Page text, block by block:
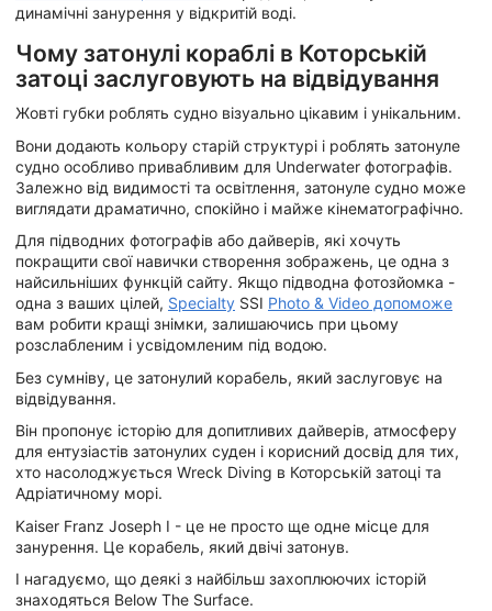
динамічні занурення у відкритій воді.
Чому затонулі кораблі в Которській
затоці заслуговують на відвідування
Жовті губки роблять судно візуально цікавим і унікальним.
Вони додають кольору старій структурі і роблять затонуле
судно особливо привабливим для Underwater фотографів.
Залежно від видимості та освітлення, затонуле судно може
виглядати драматично, спокійно і майже кінематографічно.
Для підводних фотографів або дайверів, які хочуть
покращити свої навички створення зображень, це одна з
найсильніших функцій сайту. Якщо підводна фотозйомка -
одна з ваших цілей, Specialty SSI Photo & Video допоможе
вам робити кращі знімки, залишаючись при цьому
розслабленим і усвідомленим під водою.
Без сумніву, це затонулий корабель, який заслуговує на
відвідування.
Він пропонує історію для допитливих дайверів, атмосферу
для ентузіастів затонулих суден і корисний досвід для тих,
хто насолоджується Wreck Diving в Которській затоці та
Адріатичному морі.
Kaiser Franz Joseph I - це не просто ще одне місце для
занурення. Це корабель, який двічі затонув.
І нагадуємо, що деякі з найбільш захоплюючих історій
знаходяться Below The Surface.